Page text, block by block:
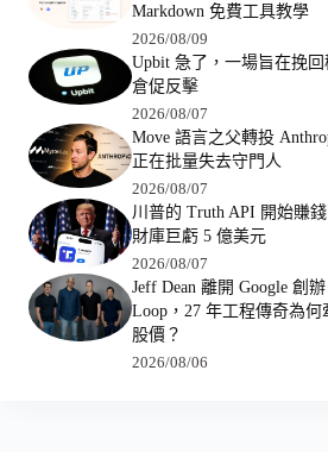
Markdown 免費工具教學
2026/08/09
Upbit 急了，一場旨在挽
倉促反擊
2026/08/07
Move 語言之父轉投
正在批量失去守門人
2026/08/07
川普的 Truth API 開始賺
財庫巨虧 5 億美元
2026/08/07
Jeff Dean 離開 Google 創
Loop，27 年工程傳奇為何
股價？
2026/08/06